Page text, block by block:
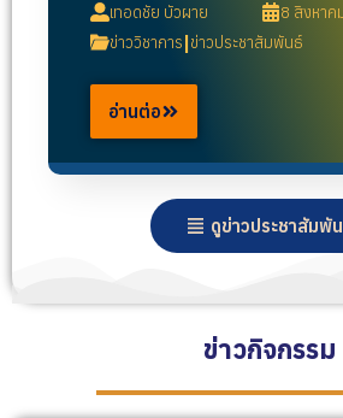
เทอดชัย บัวผาย
8 สิงหา
ข่าววิชาการ|ข่าวประชาสัมพันธ์
อ่านต่อ
ดูข่าวประชาสัมพั
ข่าวกิจกรรม